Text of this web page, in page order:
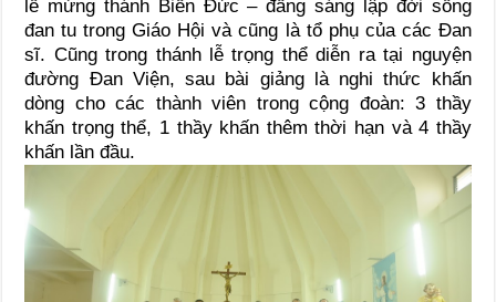
lễ mừng thánh Biển Đức – đấng sáng lập đời sống
đan tu trong Giáo Hội và cũng là tổ phụ của các Đan
sĩ. Cũng trong thánh lễ trọng thể diễn ra tại nguyện
đường Đan Viện, sau bài giảng là nghi thức khấn
dòng cho các thành viên trong cộng đoàn: 3 thầy
khấn trọng thể, 1 thầy khấn thêm thời hạn và 4 thầy
khấn lần đầu.